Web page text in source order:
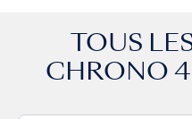
TOUS
CHRONO